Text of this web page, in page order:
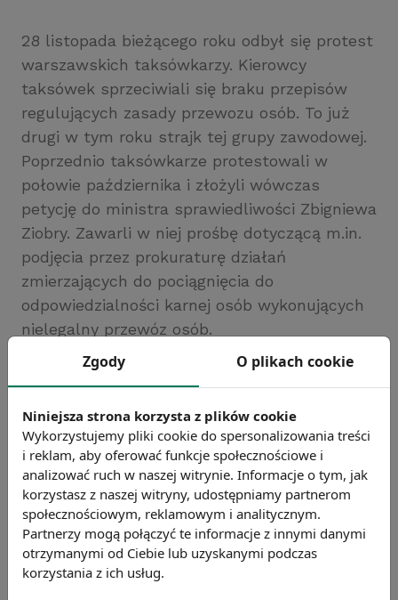
28 listopada bieżącego roku odbył się protest
warszawskich taksówkarzy. Kierowcy
taksówek sprzeciwiali się braku przepisów
regulujących zasady przewozu osób. To już
drugi w tym roku strajk tej grupy zawodowej.
Poprzednio taksówkarze protestowali w
połowie października i złożyli wówczas
petycję do ministra sprawiedliwości Zbigniewa
Ziobry. Zawarli w niej prośbę dotyczącą m.in.
podjęcia przez prokuraturę działań
zmierzających do pociągnięcia do
odpowiedzialności karnej osób wykonujących
nielegalny przewóz osób.
Chcesz wiedzieć więcej?
Zgody O plikach cookie
Niniejsza strona korzysta z plików cookie
Wykorzystujemy pliki cookie do spersonalizowania treści
i reklam, aby oferować funkcje społecznościowe i
analizować ruch w naszej witrynie. Informacje o tym, jak
korzystasz z naszej witryny, udostępniamy partnerom
społecznościowym, reklamowym i analitycznym.
Partnerzy mogą połączyć te informacje z innymi danymi
otrzymanymi od Ciebie lub uzyskanymi podczas
korzystania z ich usług.